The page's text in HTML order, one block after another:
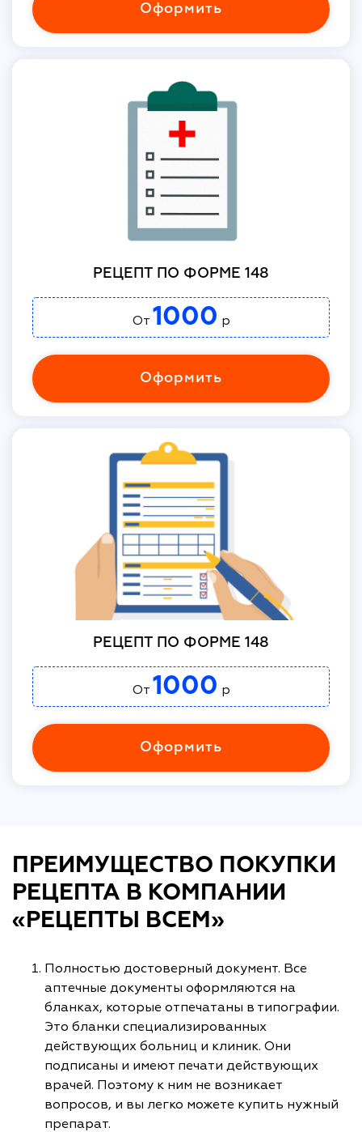
Оформить
РЕЦЕПТ ПО ФОРМЕ 148
От 1000 р
Оформить
РЕЦЕПТ ПО ФОРМЕ 148
От 1000 р
Оформить
ПРЕИМУЩЕСТВО ПОКУПКИ
РЕЦЕПТА В КОМПАНИИ
«РЕЦЕПТЫ ВСЕМ»
Полностью достоверный документ. Все
аптечные документы оформляются на
бланках, которые отпечатаны в типографии.
Это бланки специализированных
действующих больниц и клиник. Они
подписаны и имеют печати действующих
врачей. Поэтому к ним не возникает
вопросов, и вы легко можете купить нужный
препарат.